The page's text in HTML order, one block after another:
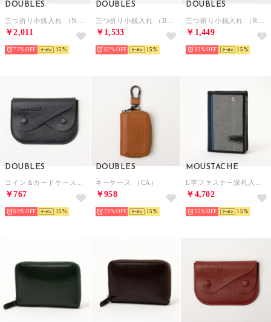
DOUBLES
￥2,011
77% 15
DOUBLES
￥1,533
82% 15
DOUBLES
￥1,449
83% 15
DOUBLES
￥767
69% 15
DOUBLES
キーケース （CA）
￥958
73% 15
MOUSTACHE
￥4,702
55% 15